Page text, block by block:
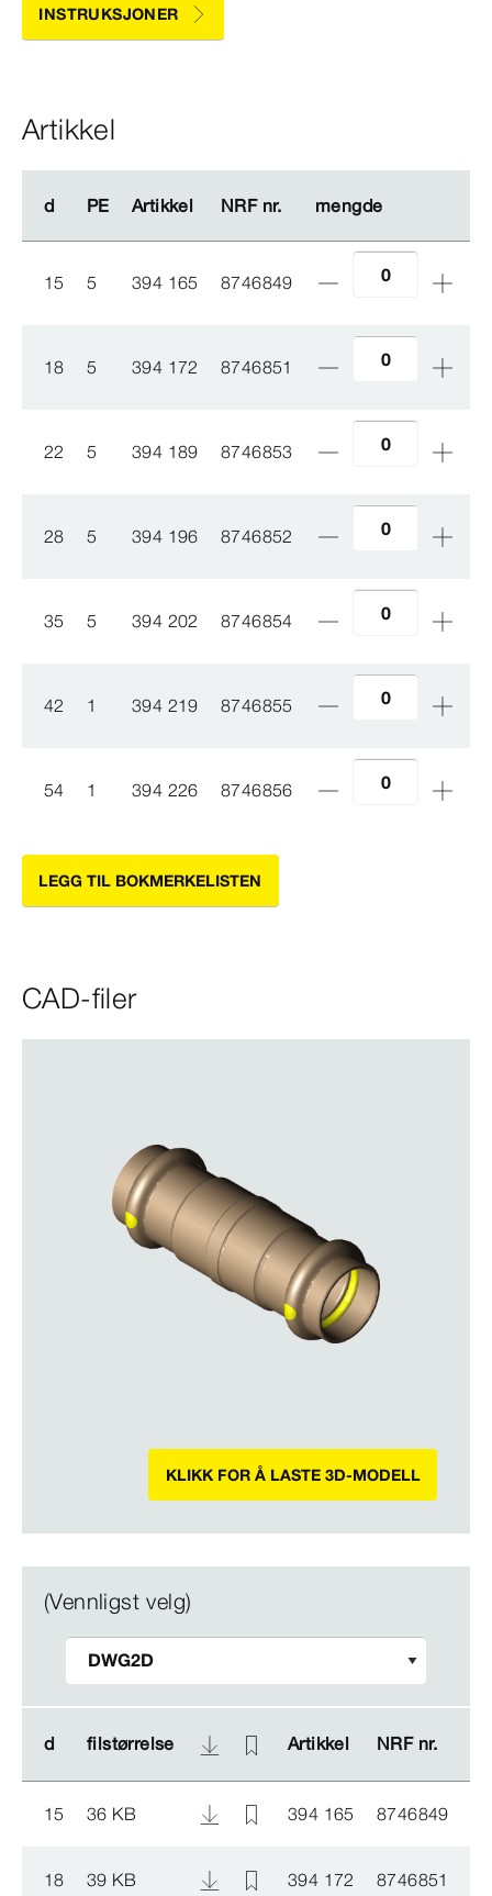
INSTRUKSJONER
Artikkel
d PE Artikkel NRF nr. mengde
d PE Artikkel NRF nr. mengde
15 5 394 165 8746849
18 5 394 172 8746851
22 5 394 189 8746853
28 5 394 196 8746852
35 5 394 202 8746854
42 1 394 219 8746855
54 1 394 226 8746856
LEGG TIL BOKMERKELISTEN
CAD-filer
KLIKK FOR Å LASTE 3D-MODELL
(Vennligst velg)
d filstørrelse Artikkel NRF nr.
d filstørrelse Artikkel NRF nr.
15 36 KB 394 165 8746849
18 39 KB 394 172 8746851